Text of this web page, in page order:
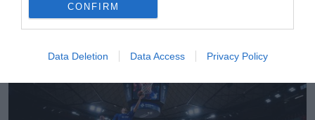
CONFIRM
Data Deletion Data Access Privacy Policy
El Barça pasa la tijera al polideportivo: inversión
de 540 millones desde 2010 sin sostenibilidad